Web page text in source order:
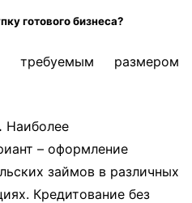
готового бизнеса?
требуемым размером
Наиболее
– оформление
займов в различных
Кредитование без